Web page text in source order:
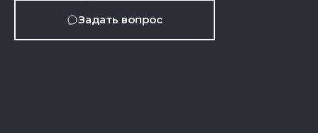
Задать вопрос